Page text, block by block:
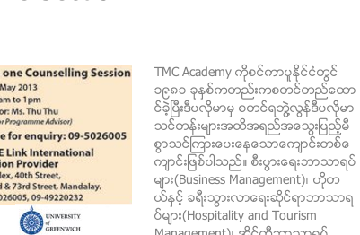
TMC Academy ကိုစင္ကာပူႏိုင္ငံတြင္
၁၉၈၁ ခုႏွစ္ကတည္းကစတင္တည္ေထာ
င္ခဲ့ၿပီးဒီပလိုမာမွ စတင္ရဘြဲ႔လြန္ဒီပလိုမာ
သင္တန္းမ်ားအထိအရည္အေသြးျပည့္မီ
စြာသင္ၾကားေပးေနေသာေက်ာင္းတစ္ေ
က်ာင္းျဖစ္ပါသည္။ စီးပြားေရးဘာသာရပ္
မ်ား(Business Management)၊ ဟိုတ
ယ္ႏွင့္ ခရီးသြားလာေရးဆိုင္ရာဘာသာရ
ပ္မ်ား(Hospitality and Tourism